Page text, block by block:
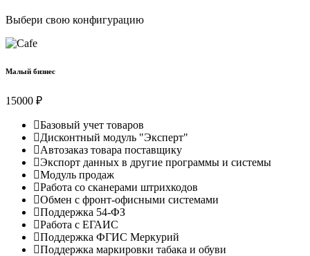
Выбери свою конфигурацию
Малый бизнес
15000 ₽
Базовый учет товаров
Дисконтный модуль "Эксперт"
Автозаказ товара поставщику
Экспорт данных в другие программы и системы
Модуль продаж
Работа со сканерами штрихкодов
Обмен с фронт-офисными системами
Поддержка 54-ФЗ
Работа с ЕГАИС
Поддержка ФГИС Меркурий
Поддержка маркировки табака и обуви